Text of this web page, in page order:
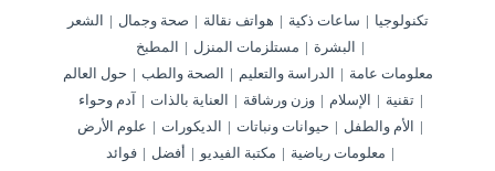
تكنولوجيا ساعات ذكية هواتف نقالة صحة وجمال
الشعر
البشرة
مستلزمات المنزل
المطبخ
معلومات عامة
الدراسة والتعليم الصحة والطب
حول العالم
تقنية
الإسلام وزن ورشاقة العناية بالذات
آدم وحواء
الأم والطفل
حيوانات ونباتات الديكورات
علوم الأرض
معلومات رياضية
مكتبة الفيديو أفضل فوائد